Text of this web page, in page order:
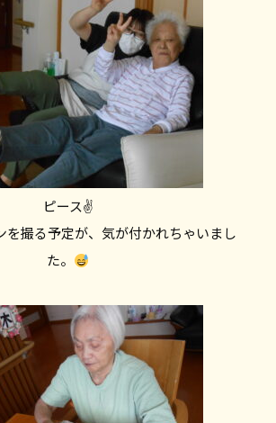
ピース✌
を撮る予定が、気が付かれちゃいまし
た。